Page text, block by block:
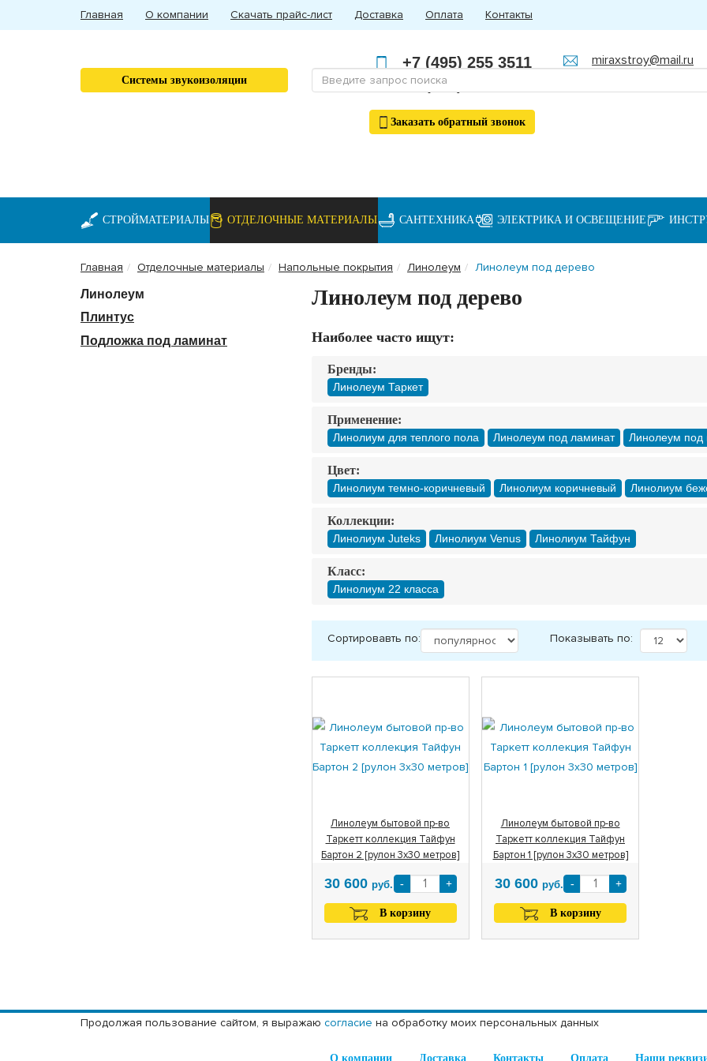
СТРОЙМАТЕРИАЛЫ ОТДЕЛОЧНЫЕ МАТЕРИАЛЫ САНТЕХНИКА ЭЛЕКТРИКА И ОСВЕЩЕНИЕ
Главная О компании Скачать прайс-лист Доставка Оплата Контакты
+7 (495) 255 3511
+7 (985) 762 4123
Заказать обратный звонок
miraxstroy@mail.ru
Системы звукоизоляции
Главная Отделочные материалы Напольные покрытия Линолеум
Линолеум под дерево
Линолеум
Плинтус
Подложка под ламинат
Линолеум под дерево
Наиболее часто ищут:
Бренды:
Линолеум Таркет
Применение:
Линолиум для теплого пола Линолеум под ламинат Линолеум под
Цвет:
Линолиум темно-коричневый Линолиум коричневый Линолиум
Коллекции:
Линолиум Juteks Линолиум Venus Линолиум Тайфун
Класс:
Линолиум 22 класса
Сортировавть по: Показывать по:
Линолеум бытовой пр-во
Таркетт коллекция Тайфун
Бартон 2 [рулон 3х30 метров]
- +
30 600 руб.
В корзину
Линолеум бытовой пр-во
Таркетт коллекция Тайфун
Бартон 1 [рулон 3х30 метров]
- +
30 600 руб.
В корзину
О компании Доставка Контакты Оплата Наши
Продолжая пользование сайтом, я выражаю согласие на обработку моих персональных данных